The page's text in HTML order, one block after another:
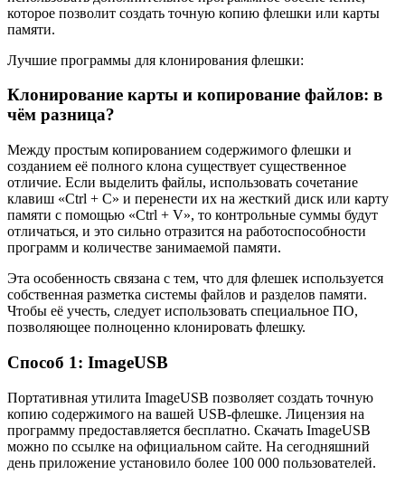
которое позволит создать точную копию флешки или карты
памяти.
Лучшие программы для клонирования флешки:
Клонирование карты и копирование файлов: в
чём разница?
Между простым копированием содержимого флешки и
созданием её полного клона существует существенное
отличие. Если выделить файлы, использовать сочетание
клавиш «Ctrl + C» и перенести их на жесткий диск или карту
памяти с помощью «Ctrl + V», то контрольные суммы будут
отличаться, и это сильно отразится на работоспособности
программ и количестве занимаемой памяти.
Эта особенность связана с тем, что для флешек используется
собственная разметка системы файлов и разделов памяти.
Чтобы её учесть, следует использовать специальное ПО,
позволяющее полноценно клонировать флешку.
Способ 1: ImageUSB
Портативная утилита ImageUSB позволяет создать точную
копию содержимого на вашей USB-флешке. Лицензия на
программу предоставляется бесплатно. Скачать ImageUSB
можно по ссылке на официальном сайте. На сегодняшний
день приложение установило более 100 000 пользователей.